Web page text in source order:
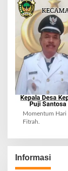
Momentum Hari
Fitrah.
Informasi